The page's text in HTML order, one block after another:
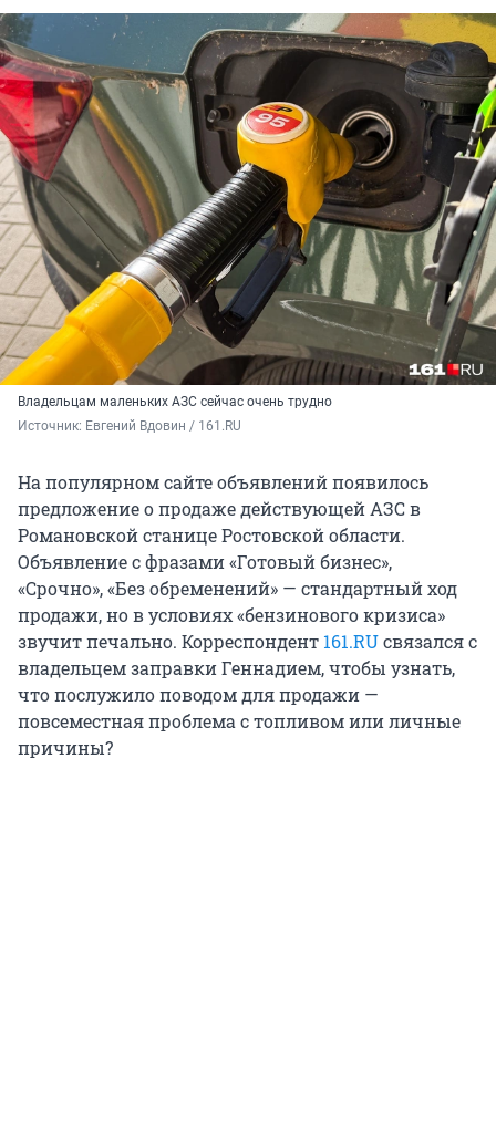
Владельцам маленьких АЗС сейчас очень трудно
Источник: Евгений Вдовин / 161.RU
На популярном сайте объявлений появилось
предложение о продаже действующей АЗС в
Романовской станице Ростовской области.
Объявление с фразами «Готовый бизнес»,
«Срочно», «Без обременений» — стандартный ход
продажи, но в условиях «бензинового кризиса»
звучит печально. Корреспондент 161.RUсвязался с
владельцем заправки Геннадием, чтобы узнать,
что послужило поводом для продажи —
повсеместная проблема с топливом или личные
причины?